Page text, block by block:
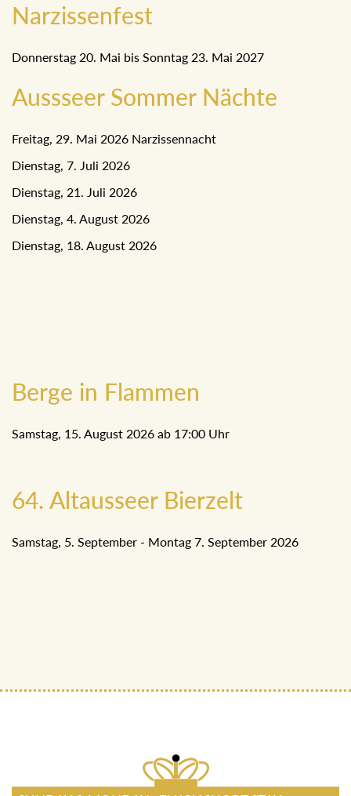
Narzissenfest
Donnerstag 20. Mai bis Sonntag 23. Mai 2027
Aussseer Sommer Nächte
Freitag, 29. Mai 2026 Narzissennacht
Dienstag, 7. Juli 2026
Dienstag, 21. Juli 2026
Dienstag, 4. August 2026
Dienstag, 18. August 2026
Berge in Flammen
Samstag, 15. August 2026 ab 17:00 Uhr
64. Altausseer Bierzelt
Samstag, 5. September - Montag 7. September 2026